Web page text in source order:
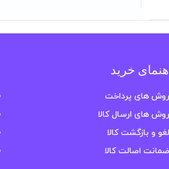
خرید
روش های پرداخت
روش های ارسال کالا
لغو و بازگشت کالا
ضمانت اصالت کالا